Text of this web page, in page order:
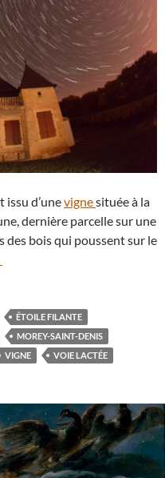
d’unevignesituée à la
dernière parcelle sur une
des bois qui poussent sur le
nuit sous les étoiles aux
ÉTOILE FILANTE
MOREY-SAINT-DENIS
VIGNE VOIE LACTÉE